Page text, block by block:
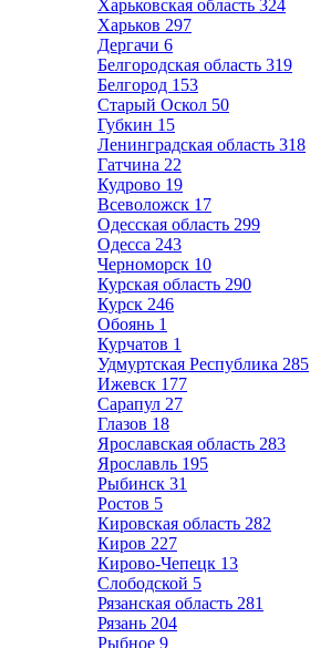
Харьковская область 324
Харьков 297
Дергачи 6
Белгородская область 319
Белгород 153
Старый Оскол 50
Губкин 15
Ленинградская область 318
Гатчина 22
Кудрово 19
Всеволожск 17
Одесская область 299
Одесса 243
Черноморск 10
Курская область 290
Курск 246
Обоянь 1
Курчатов 1
Удмуртская Республика 285
Ижевск 177
Сарапул 27
Глазов 18
Ярославская область 283
Ярославль 195
Рыбинск 31
Ростов 5
Кировская область 282
Киров 227
Кирово-Чепецк 13
Слободской 5
Рязанская область 281
Рязань 204
Рыбное 9